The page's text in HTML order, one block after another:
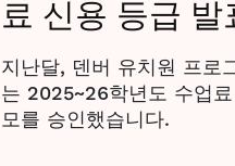
료 신용 등급 발
지난달, 덴버 유치원 프로
는 2025~26학년도 수업
모를 승인했습니다.